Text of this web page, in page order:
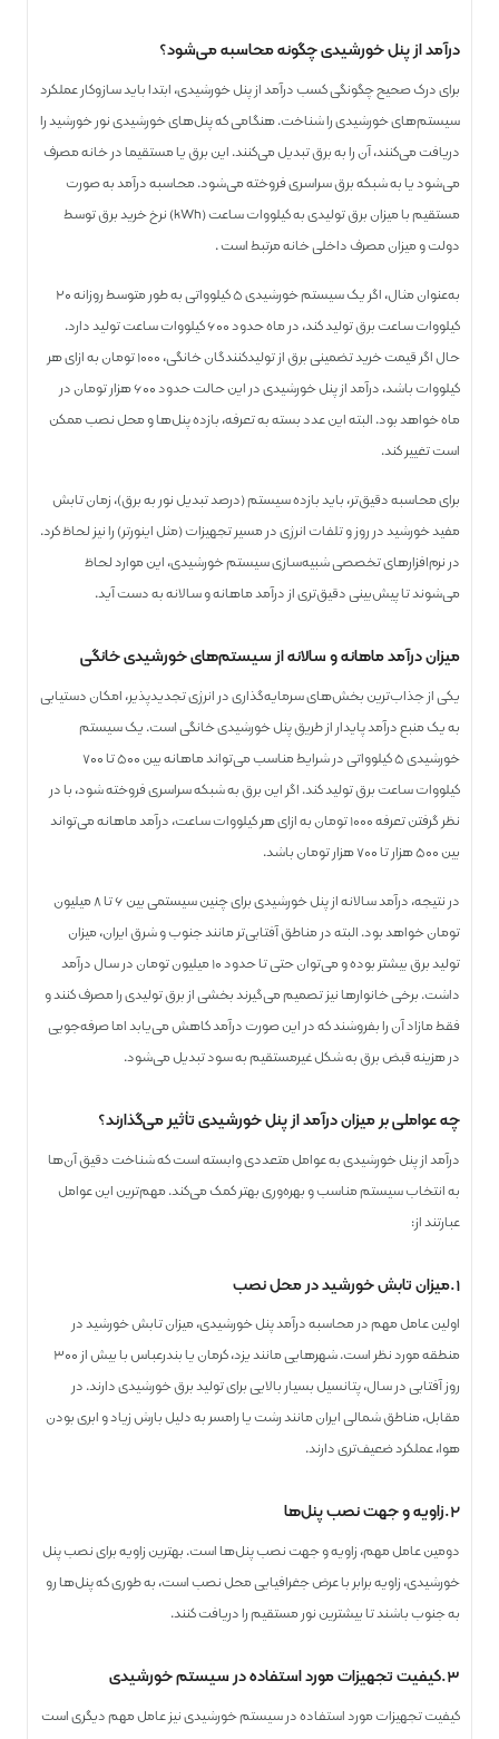
درآمد از پنل خورشیدی چگونه محاسبه می‌شود؟
برای درک صحیح چگونگی کسب درآمد از پنل خورشیدی، ابتدا باید سازوکار عملکرد
سیستم‌های خورشیدی را شناخت. هنگامی که پنل‌های خورشیدی نور خورشید را
دریافت می‌کنند، آن را به برق تبدیل می‌کنند. این برق یا مستقیما در خانه مصرف
می‌شود یا به شبکه برق سراسری فروخته می‌شود. محاسبه درآمد به صورت
مستقیم با میزان برق تولیدی به کیلووات ساعت (kWh) نرخ خرید برق توسط
دولت و میزان مصرف داخلی خانه مرتبط است .
به‌عنوان مثال، اگر یک سیستم خورشیدی ۵ کیلوواتی به طور متوسط روزانه ۲۰
کیلووات ساعت برق تولید کند، در ماه حدود ۶۰۰ کیلووات ساعت تولید دارد.
حال اگر قیمت خرید تضمینی برق از تولیدکنندگان خانگی، ۱۰۰۰ تومان به ازای هر
کیلووات باشد، درآمد از پنل خورشیدی در این حالت حدود ۶۰۰ هزار تومان در
ماه خواهد بود. البته این عدد بسته به تعرفه، بازده پنل‌ها و محل نصب ممکن
است تغییر کند.
برای محاسبه دقیق‌تر، باید بازده سیستم (درصد تبدیل نور به برق)، زمان تابش
مفید خورشید در روز و تلفات انرژی در مسیر تجهیزات (مثل اینورتر) را نیز لحاظ کرد.
در نرم‌افزارهای تخصصی شبیه‌سازی سیستم خورشیدی، این موارد لحاظ
می‌شوند تا پیش‌بینی دقیق‌تری از درآمد ماهانه و سالانه به دست آید.
میزان درآمد ماهانه و سالانه از سیستم‌های خورشیدی خانگی
یکی از جذاب‌ترین بخش‌های سرمایه‌گذاری در انرژی تجدیدپذیر، امکان دستیابی
به یک منبع درآمد پایدار از طریق پنل خورشیدی خانگی است. یک سیستم
خورشیدی ۵ کیلوواتی در شرایط مناسب می‌تواند ماهانه بین ۵۰۰ تا ۷۰۰
کیلووات ساعت برق تولید کند. اگر این برق به شبکه سراسری فروخته شود، با در
نظر گرفتن تعرفه ۱۰۰۰ تومان به ازای هر کیلووات ساعت، درآمد ماهانه می‌تواند
بین ۵۰۰ هزار تا ۷۰۰ هزار تومان باشد.
در نتیجه، درآمد سالانه از پنل خورشیدی برای چنین سیستمی بین ۶ تا ۸ میلیون
تومان خواهد بود. البته در مناطق آفتابی‌تر مانند جنوب و شرق ایران، میزان
تولید برق بیشتر بوده و می‌توان حتی تا حدود ۱۰ میلیون تومان در سال درآمد
داشت. برخی خانوارها نیز تصمیم می‌گیرند بخشی از برق تولیدی را مصرف کنند و
فقط مازاد آن را بفروشند که در این صورت درآمد کاهش می‌یابد اما صرفه‌جویی
در هزینه قبض برق به شکل غیرمستقیم به سود تبدیل می‌شود.
چه عواملی بر میزان درآمد از پنل خورشیدی تأثیر می‌گذارند؟
درآمد از پنل خورشیدی به عوامل متعددی وابسته است که شناخت دقیق آن‌ها
به انتخاب سیستم مناسب و بهره‌وری بهتر کمک می‌کند. مهم‌ترین این عوامل
عبارتند از:
۱.میزان تابش خورشید در محل نصب
اولین عامل مهم در محاسبه درآمد پنل خورشیدی، میزان تابش خورشید در
منطقه مورد نظر است. شهرهایی مانند یزد، کرمان یا بندرعباس با بیش از ۳۰۰
روز آفتابی در سال، پتانسیل بسیار بالایی برای تولید برق خورشیدی دارند. در
مقابل، مناطق شمالی ایران مانند رشت یا رامسر به دلیل بارش زیاد و ابری بودن
هوا، عملکرد ضعیف‌تری دارند.
۲.زاویه و جهت نصب پنل‌ها
دومین عامل مهم، زاویه و جهت نصب پنل‌ها است. بهترین زاویه برای نصب پنل
خورشیدی، زاویه برابر با عرض جغرافیایی محل نصب است، به طوری که پنل‌ها رو
به جنوب باشند تا بیشترین نور مستقیم را دریافت کنند.
۳.کیفیت تجهیزات مورد استفاده در سیستم خورشیدی
کیفیت تجهیزات مورد استفاده در سیستم خورشیدی نیز عامل مهم دیگری است